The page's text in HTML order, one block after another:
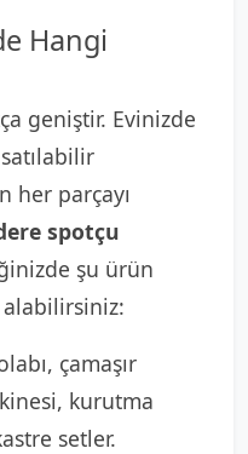
Hangi
geniştir. Evinizde
her parçayı
spotçu
şu ürün
alabilirsiniz:
çamaşır
kurutma
setler.